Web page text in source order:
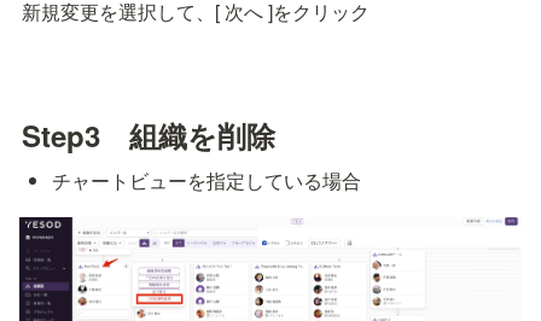
新規変更を選択して、[ 次へ ]をクリック
Step3　組織を削除
チャートビューを指定している場合